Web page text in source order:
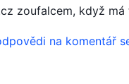
zoufalcem, když má
na komentář